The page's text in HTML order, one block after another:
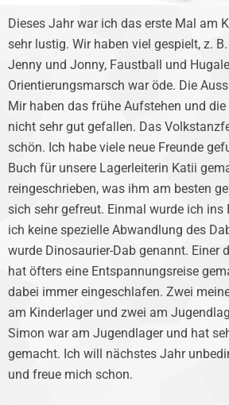
Dieses Jahr war ich das erste Mal am
sehr lustig. Wir haben viel gespielt, z.
Jenny und Jonny, Faustball und
Orientierungsmarsch war öde. Die
Mir haben das frühe Aufstehen und
nicht sehr gut gefallen. Das
schön. Ich habe viele neue Freunde
Buch für unsere Lagerleiterin Katii
reingeschrieben, was ihm am besten
sich sehr gefreut. Einmal wurde ich ins
ich keine spezielle Abwandlung des
wurde Dinosaurier-Dab genannt. Einer
hat öfters eine Entspannungsreise
dabei immer eingeschlafen. Zwei
am Kinderlager und zwei am
Simon war am Jugendlager und hat
gemacht. Ich will nächstes Jahr
und freue mich schon.